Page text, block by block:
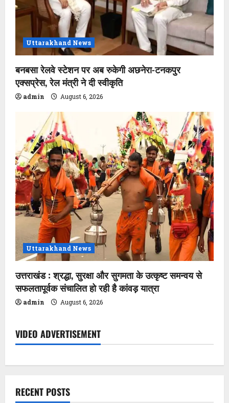
Uttarakhand News
बनबसा रेलवे स्टेशन पर अब रुकेगी अछनेरा-टनकपुर
एक्सप्रेस, रेल मंत्री ने दी स्वीकृति
admin August 6, 2026
Uttarakhand News
उत्तराखंड : श्रद्धा, सुरक्षा और सुगमता के उत्कृष्ट समन्वय से
सफलतापूर्वक संचालित हो रही है कांवड़ यात्रा
admin August 6, 2026
VIDEO ADVERTISEMENT
RECENT POSTS